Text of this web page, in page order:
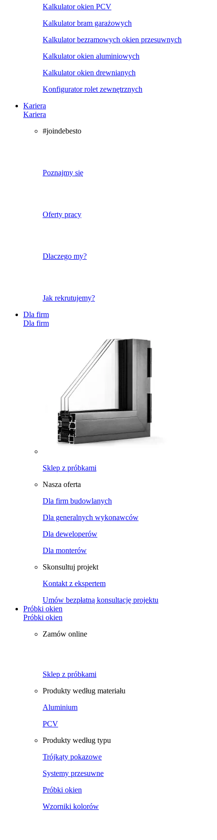
Kalkulator okien PCV
Kalkulator bram garażowych
Kalkulator bezramowych okien przesuwnych
Kalkulator okien aluminiowych
Kalkulator okien drewnianych
Konfigurator rolet zewnętrznych
Kariera
Kariera
#joindebesto
Poznajmy się
Oferty pracy
Dlaczego my?
Jak rekrutujemy?
Dla firm
Dla firm
Sklep z próbkami
Nasza oferta
Dla firm budowlanych
Dla generalnych wykonawców
Dla deweloperów
Dla monterów
Skonsultuj projekt
Kontakt z ekspertem
Umów bezpłatną konsultację projektu
Próbki okien
Próbki okien
Zamów online
Sklep z próbkami
Produkty według materiału
Aluminium
PCV
Produkty według typu
Trójkąty pokazowe
Systemy przesuwne
Próbki okien
Wzorniki kolorów